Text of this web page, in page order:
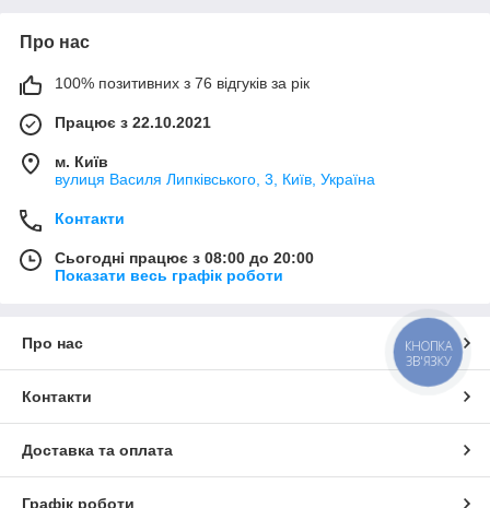
Про нас
100% позитивних з 76 відгуків за рік
Працює з 22.10.2021
м. Київ
вулиця Василя Липківського, 3, Київ, Україна
Контакти
Сьогодні працює з 08:00 до 20:00
Показати весь графік роботи
Про нас
Контакти
Доставка та оплата
Графік роботи
КНОПКА
ЗВ'ЯЗКУ